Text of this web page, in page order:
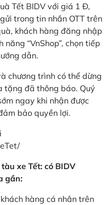
Tết BIDV với giá 1 Đ,
trong tin nhắn OTT trên
khách hàng đăng nhập
“VnShop”, chọn tiếp
dẫn.
chương trình có thể dừng
tặng đã thông báo. Quý
ngay khi nhận được
bảo quyền lợi.
xe Tết: có BIDV
gần:
hàng cá nhân trên